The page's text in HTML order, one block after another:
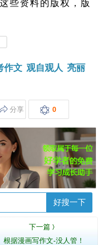
些资料的版权，版
作文 观自观人 亮丽
分享 0
好搜一下
下一篇 〉
根据漫画写作文-没人管！